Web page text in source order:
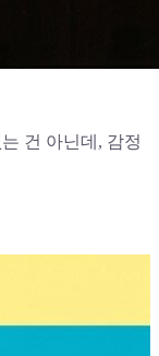
건 아닌데, 감정